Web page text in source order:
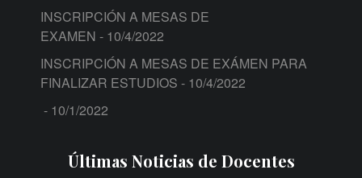
INSCRIPCIÓN A MESAS DE
EXAMEN - 10/4/2022
INSCRIPCIÓN A MESAS DE EXÁMEN PARA
FINALIZAR ESTUDIOS - 10/4/2022
- 10/1/2022
Últimas Noticias de Docentes